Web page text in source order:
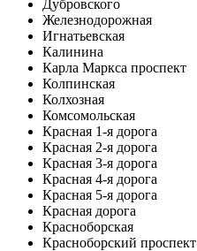
Дубровского
Железнодорожная
Игнатьевская
Калинина
Карла Маркса проспект
Колпинская
Колхозная
Комсомольская
Красная 1-я дорога
Красная 2-я дорога
Красная 3-я дорога
Красная 4-я дорога
Красная 5-я дорога
Красная дорога
Красноборская
Красноборский проспект